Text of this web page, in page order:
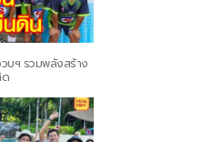
บฯ รวมพลังสร้าง
ด